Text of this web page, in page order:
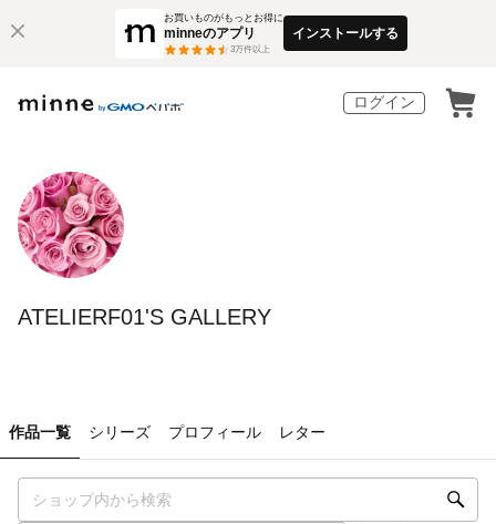
お買いものがもっとお得に
minneのアプリ
3万件以上
インストールする
ログイン
ATELIERF01'S GALLERY
作品一覧 シリーズ プロフィール レター